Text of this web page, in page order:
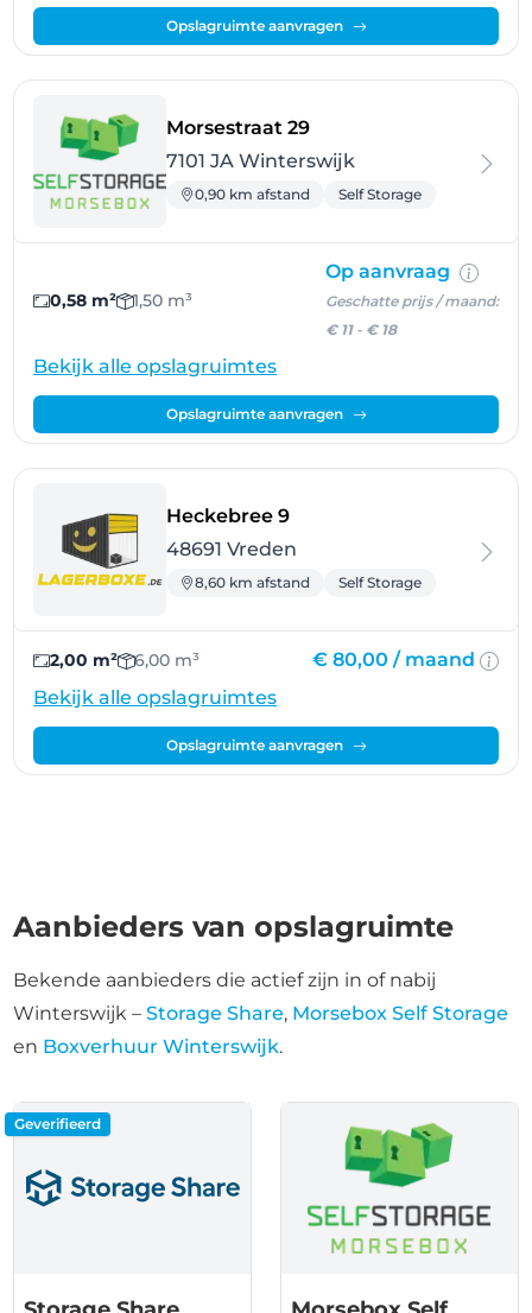
Opslagruimte aanvragen
Morsestraat 29- Winterswijk
7101 JA Winterswijk
0,90 km afstand Self Storage
0,58 m² 1,50 m³
Op aanvraag
Geschatte prijs / maand:
€ 11- € 18
Bekijk alle opslagruimtes
Opslagruimte aanvragen
Heckebree 9- Vreden
48691 Vreden
8,60 km afstand Self Storage
2,00 m² 6,00 m³ € 80,00 / maand
Bekijk alle opslagruimtes
Opslagruimte aanvragen
Aanbieders van opslagruimte
Bekende aanbieders die actief zijn in of nabij
Winterswijk –Storage Share, Morsebox Self Storage
en Boxverhuur Winterswijk.
Geverifieerd